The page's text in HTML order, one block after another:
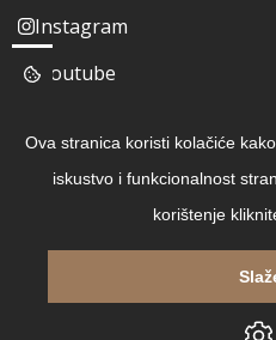
Instagram
Youtube
Ova stranica koristi kolačiće
iskustvo i funkcionalnost
korištenje